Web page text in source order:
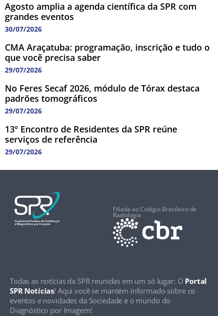
Agosto amplia a agenda científica da SPR com
grandes eventos
30/07/2026
CMA Araçatuba: programação, inscrição e tudo o
que você precisa saber
29/07/2026
No Feres Secaf 2026, módulo de Tórax destaca
padrões tomográficos
29/07/2026
13º Encontro de Residentes da SPR reúne
serviços de referência
29/07/2026
Filiada ao Colégio Brasileiro de
Radiologia
Todas as notícias da SPR reunidas em um só lugar: O Portal
SPR Notícias! Aqui você se mantém informado sobre os
eventos e novidades da Sociedade e o mundo do
Diagnóstico por Imagem!